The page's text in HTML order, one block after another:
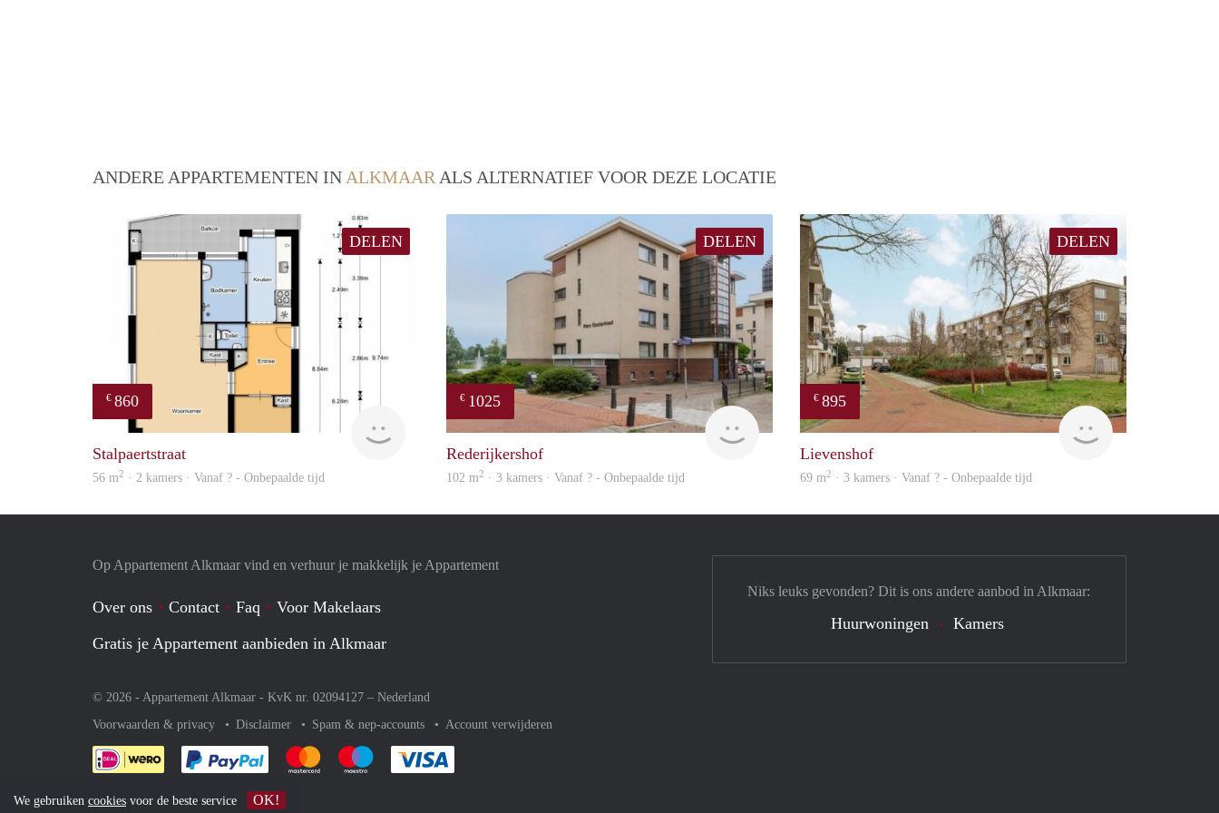
ANDERE APPARTEMENTEN IN ALKMAAR ALS ALTERNATIEF VOOR DEZE LOCATIE
DELEN
€ 860
Stalpaertstraat
56 m2 · 2 kamers · Vanaf ? - Onbepaalde tijd
DELEN
€ 1025
Rederijkershof
102 m2 · 3 kamers · Vanaf ? - Onbepaalde tijd
DELEN
€ 895
rent
Lievenshof
69 m2 · 3 kamers · Vanaf ? - Onbepaalde tijd
Op Appartement Alkmaar vind en verhuur je makkelijk je Appartement
Over ons Contact Faq
Voor Makelaars
Gratis je Appartement aanbieden in Alkmaar
© 2026 - Appartement Alkmaar - KvK nr. 02094127 – Nederland
Voorwaarden & privacy
Disclaimer Spam & nep-accounts Account verwijderen
Je rekent gemakkelijk af met Paypal
Je rekent gemakkelijk af met Mastercard
Je rekent gemakkelijk af met Meastro
Niks leuks gevonden? Dit is ons andere aanbod in Alkmaar:
Huurwoningen Kamers
We gebruiken cookies voor de beste service OK!